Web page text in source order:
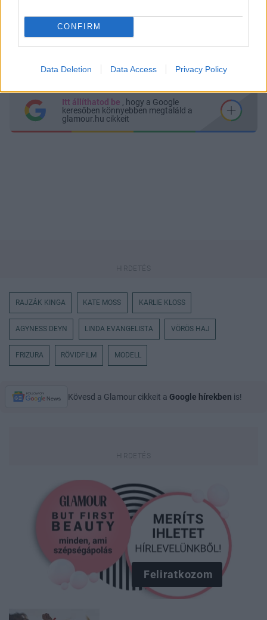
CONFIRM
Data Deletion Data Access Privacy Policy
Messengeren
Itt állíthatod be , hogy a Google
keresőben könnyebben megtaláld a
glamour.hu cikkeit
RAJZÁK KINGA KATE MOSS KARLIE KLOSS
AGYNESS DEYN LINDA EVANGELISTA VÖRÖS HAJ
FRIZURA RÖVIDFILM MODELL
Kövesd a Glamour cikkeit a Google hírekben is!
Feliratkozom